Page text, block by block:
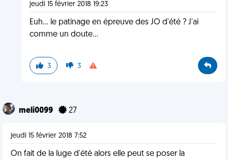
jeudi 15 février 2018 19:23
Euh... le patinage en épreuve des JO d'été ? J'ai
comme un doute...
3 3
meli0099 27
jeudi 15 février 2018 7:52
On fait de la luge d'été alors elle peut se poser la